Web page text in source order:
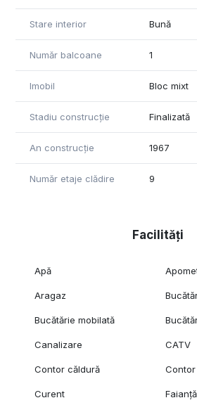
Stare interior Bună
Număr balcoane 1
Imobil Bloc mixt
Stadiu construcție Finalizată
An construcție 1967
Număr etaje clădire 9
Facilități
Apă
Aragaz
Bucătărie mobilată
Canalizare CATV
Contor căldură
Curent Faianță